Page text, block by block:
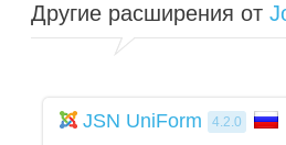
Другие расширения от
JSN UniForm 4.2.0